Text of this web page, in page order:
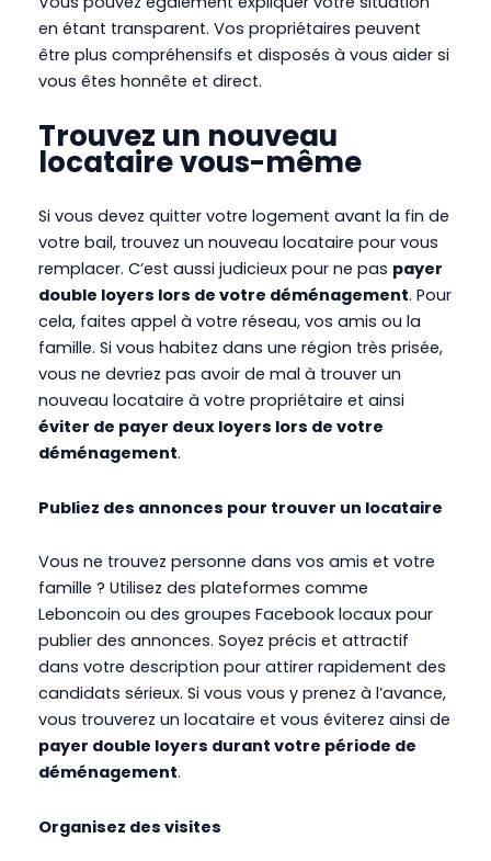
en étant transparent. Vos propriétaires peuvent
être plus compréhensifs et disposés à vous aider si
vous êtes honnête et direct.
Trouvez un nouveau
locataire vous-même
Si vous devez quitter votre logement avant la fin de
votre bail, trouvez un nouveau locataire pour vous
remplacer. C’est aussi judicieux pour ne pas payer
double loyers lors de votre déménagement. Pour
cela, faites appel à votre réseau, vos amis ou la
famille. Si vous habitez dans une région très prisée,
vous ne devriez pas avoir de mal à trouver un
nouveau locataire à votre propriétaire et ainsi
éviter de payer deux loyers lors de votre
déménagement.
Publiez des annonces pour trouver un locataire
Vous ne trouvez personne dans vos amis et votre
famille ? Utilisez des plateformes comme
Leboncoin ou des groupes Facebook locaux pour
publier des annonces. Soyez précis et attractif
dans votre description pour attirer rapidement des
candidats sérieux. Si vous vous y prenez à l’avance,
vous trouverez un locataire et vous éviterez ainsi de
payer double loyers durant votre période de
déménagement.
Organisez des visites